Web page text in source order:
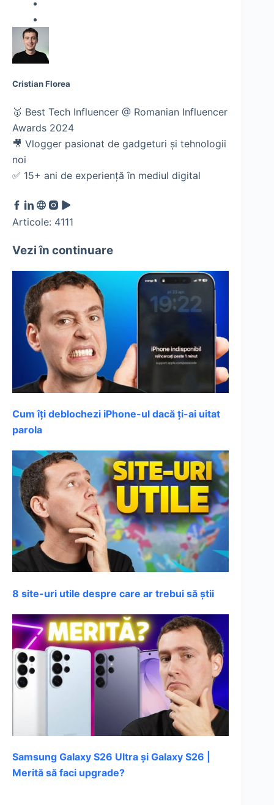
Cristian Florea
🥇 Best Tech Influencer @ Romanian Influencer
Awards 2024
🎥 Vlogger pasionat de gadgeturi și tehnologii
noi
✅ 15+ ani de experiență în mediul digital
Articole: 4111
Vezi în continuare
Cum îți deblochezi iPhone-ul dacă ți-ai uitat
parola
8 site-uri utile despre care ar trebui să știi
Samsung Galaxy S26 Ultra și Galaxy S26 |
Merită să faci upgrade?